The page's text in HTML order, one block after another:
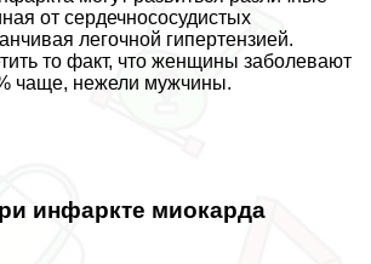
от сердечнососудистых
легочной гипертензией.
то факт, что женщины заболевают
чаще, нежели мужчины.
инфаркте миокарда